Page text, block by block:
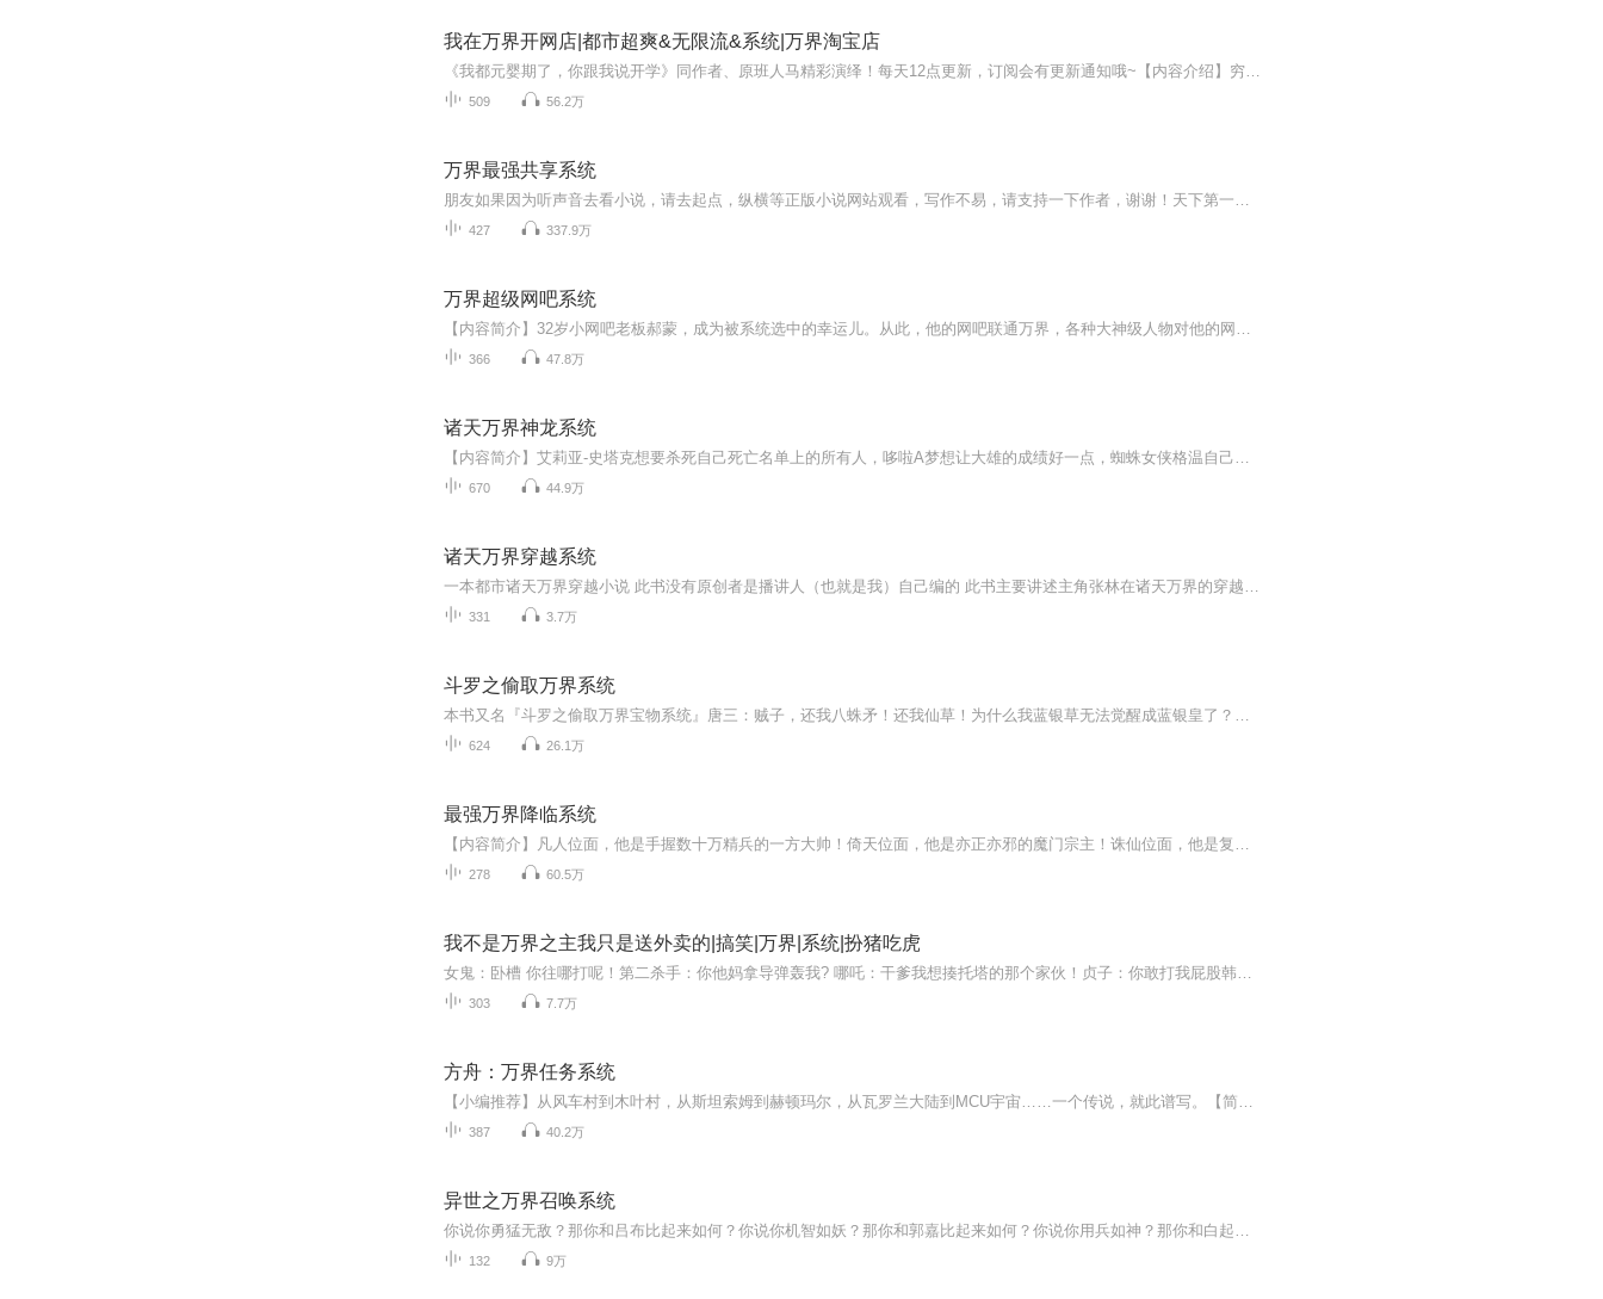
我在万界开网店|都市超爽&无限流&系统|万界淘宝店
《我都元婴期了，你跟我说开学》同作者、原班人马精彩演绎！每天12点更新，订阅会有更新通知哦~【内容介绍】穷学生苏尘，在万界开网店，不断接到各界的订单，从此穿越诸天万界送货，得到一个个超级红包！穿越《丧尸世界》，得到一把消音AWM，加载吃鸡外挂...
509 56.2万
万界最强共享系统
朋友如果因为听声音去看小说，请去起点，纵横等正版小说网站观看，写作不易，请支持一下作者，谢谢！天下第一——方墨拿着一枚银针看着古三通：你可以把你的金刚不坏神功共享给我吗？...
427 337.9万
万界超级网吧系统
【内容简介】32岁小网吧老板郝蒙，成为被系统选中的幸运儿。从此，他的网吧联通万界，各种大神级人物对他的网吧趋之若就，为了一台电脑大打出手。萧炎带着药老与唐三众人决战峡谷，玉帝为了开荒魔兽组建天庭公会，漫威的英雄们全都迷上了御剑，太上老君为...
366 47.8万
诸天万界神龙系统
【内容简介】艾莉亚-史塔克想要杀死自己死亡名单上的所有人，哆啦A梦想让大雄的成绩好一点，蜘蛛女侠格温自己死去的男朋友彼得-帕克……行走诸天万界，满足他们的愿望。【作者/主播简介】作者：维斯特帕列，网络小说作家。主播：天禧_星辉有声【购买须知】...
670 44.9万
诸天万界穿越系统
一本都市诸天万界穿越小说 此书没有原创者是播讲人（也就是我）自己编的 此书主要讲述主角张林在诸天万界的穿越故事 希望各位观众朋友们可以喜欢
331 3.7万
斗罗之偷取万界系统
本书又名『斗罗之偷取万界宝物系统』唐三：贼子，还我八蛛矛！还我仙草！为什么我蓝银草无法觉醒成蓝银皇了？萧炎：哪个贼人偷了我的异火！阉丹：绯烟的心究竟被谁给偷了，我百般讨好，她居然无动于衷！田言：父亲你什么时候再回来看我和母亲！李星云：女...
624 26.1万
最强万界降临系统
【内容简介】凡人位面，他是手握数十万精兵的一方大帅！倚天位面，他是亦正亦邪的魔门宗主！诛仙位面，他是复活兽神的幕后黑手！仙侠位面、遮天位面、完美位面、神墓位面...无数位面一一走过！寂寞与孤独同行！鲜血与杀戮相随！而我们的故事将从系统加身，...
278 60.5万
我不是万界之主我只是送外卖的|搞笑|万界|系统|扮猪吃虎
女鬼：卧槽 你往哪打呢！第二杀手：你他妈拿导弹轰我? 哪吒：干爹我想揍托塔的那个家伙！贞子：你敢打我屁股韩成：打的就是你这只女鬼贞子：混蛋 你往哪打呢... 哼~韩成：要你管 就问你爽不... 呸 就问你疼不疼贞子跪在地上，咬着嘴唇，用她那水汪汪的大眼...
303 7.7万
方舟：万界任务系统
【小编推荐】从风车村到木叶村，从斯坦索姆到赫顿玛尔，从瓦罗兰大陆到MCU宇宙……一个传说，就此谱写。【简介】看着自己庞大的家产，穿越的陈晓欲哭无泪。我要这龙门币有何用？能让我变强吗？“还真能，宿主不要慌，万界任务系统为您服务！”从风车村到木...
387 40.2万
异世之万界召唤系统
你说你勇猛无敌？那你和吕布比起来如何？你说你机智如妖？那你和郭嘉比起来如何？你说你用兵如神？那你和白起比起来如何？超级猛将，无双剑客，绝代红颜，无上仙人萧尘带着系统穿越到异世，召唤文臣武将，美女神仙。绝品丹药，神兵利器无数人趋之若鹜的东西，在本少这里，都是论斤卖的。雄兵百万，万里江山，红颜知己，我通通都要，萧尘意气风发的道...
132 9万